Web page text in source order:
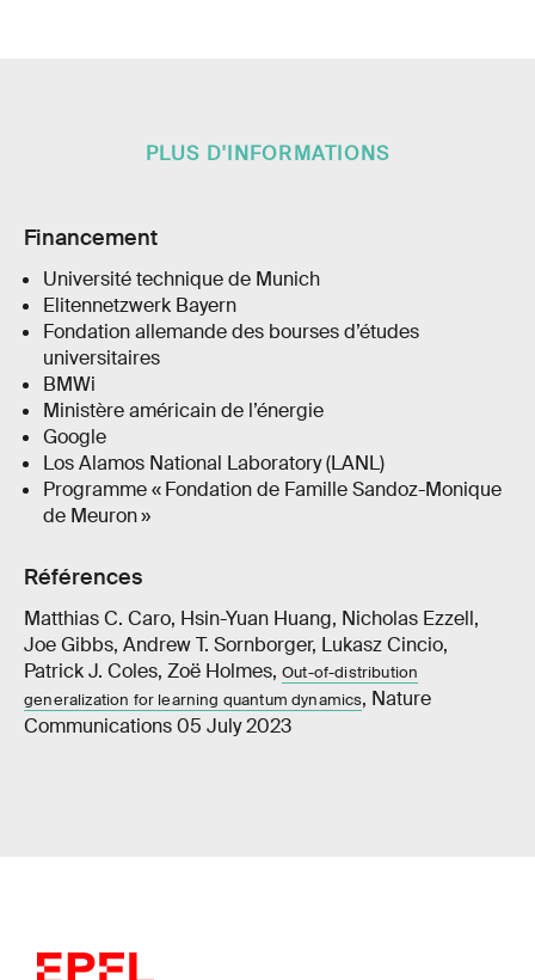
PLUS D'INFORMATIONS
Financement
Université technique de Munich
Elitennetzwerk Bayern
Fondation allemande des bourses d’études
universitaires
BMWi
Ministère américain de l’énergie
Google
Los Alamos National Laboratory (LANL)
Programme « Fondation de Famille Sandoz-Monique
de Meuron »
Références
Matthias C. Caro, Hsin-Yuan Huang, Nicholas Ezzell,
Joe Gibbs, Andrew T. Sornborger, Lukasz Cincio,
Patrick J. Coles, Zoë Holmes, Out-of-distribution
generalization for learning quantum dynamics, Nature
Communications 05 July 2023